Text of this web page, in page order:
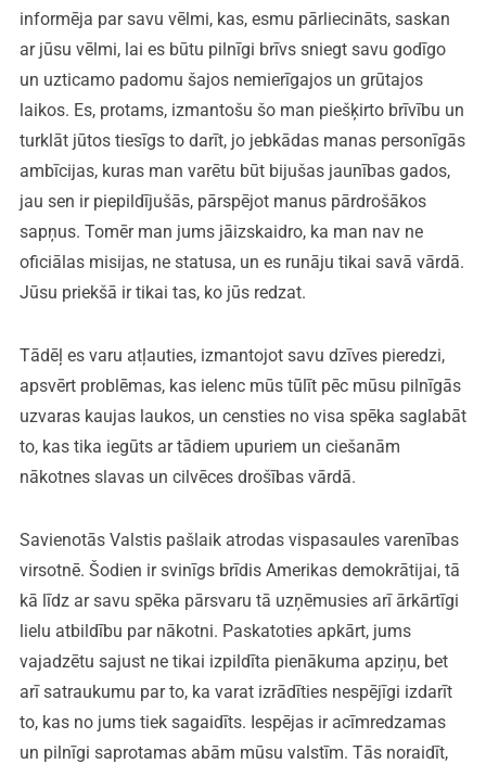
informēja par savu vēlmi, kas, esmu pārliecināts, saskan
ar jūsu vēlmi, lai es būtu pilnīgi brīvs sniegt savu godīgo
un uzticamo padomu šajos nemierīgajos un grūtajos
laikos. Es, protams, izmantošu šo man piešķirto brīvību un
turklāt jūtos tiesīgs to darīt, jo jebkādas manas personīgās
ambīcijas, kuras man varētu būt bijušas jaunības gados,
jau sen ir piepildījušās, pārspējot manus pārdrošākos
sapņus. Tomēr man jums jāizskaidro, ka man nav ne
oficiālas misijas, ne statusa, un es runāju tikai savā vārdā.
Jūsu priekšā ir tikai tas, ko jūs redzat.
Tādēļ es varu atļauties, izmantojot savu dzīves pieredzi,
apsvērt problēmas, kas ielenc mūs tūlīt pēc mūsu pilnīgās
uzvaras kaujas laukos, un censties no visa spēka saglabāt
to, kas tika iegūts ar tādiem upuriem un ciešanām
nākotnes slavas un cilvēces drošības vārdā.
Savienotās Valstis pašlaik atrodas vispasaules varenības
virsotnē. Šodien ir svinīgs brīdis Amerikas demokrātijai, tā
kā līdz ar savu spēka pārsvaru tā uzņēmusies arī ārkārtīgi
lielu atbildību par nākotni. Paskatoties apkārt, jums
vajadzētu sajust ne tikai izpildīta pienākuma apziņu, bet
arī satraukumu par to, ka varat izrādīties nespējīgi izdarīt
to, kas no jums tiek sagaidīts. Iespējas ir acīmredzamas
un pilnīgi saprotamas abām mūsu valstīm. Tās noraidīt,